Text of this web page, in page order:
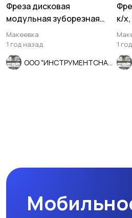
Фреза дисковая
модульная зуборезная
М0,8; Р6М5, 20°, Z12, к-т 8
шт
Макеевка
1 год назад
к/
мм,
1